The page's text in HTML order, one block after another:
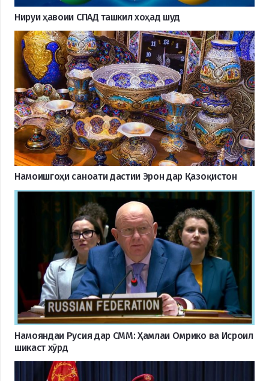
Нируи ҳавоии СПАД ташкил хоҳад шуд
Намоишгоҳи саноати дастии Эрон дар Қазоқистон
Намояндаи Русия дар СММ: Ҳамлаи Омрико ва Исроил
шикаст хӯрд